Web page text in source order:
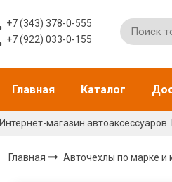
+7 (343) 378-0-555
+7 (922) 033-0-155
Главная Каталог
Интернет-магазин
Главная Авточехлы по марке и